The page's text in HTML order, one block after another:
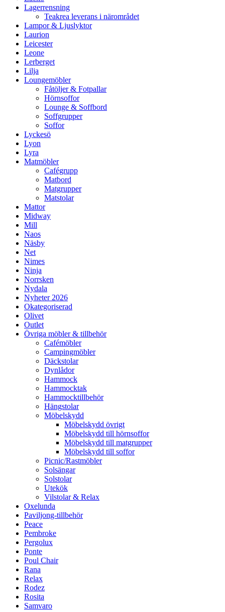
Lagerrensning
Teakrea leverans i närområdet
Lampor & Ljuslyktor
Laurion
Leicester
Leone
Lerberget
Lilja
Loungemöbler
Fåtöljer & Fotpallar
Hörnsoffor
Lounge & Soffbord
Soffgrupper
Soffor
Lyckesö
Lyon
Lyra
Matmöbler
Cafégrupp
Matbord
Matgrupper
Matstolar
Mattor
Midway
Mill
Naos
Näsby
Net
Nimes
Ninja
Norrsken
Nydala
Nyheter 2026
Okategoriserad
Olivet
Outlet
Övriga möbler & tillbehör
Cafémöbler
Campingmöbler
Däckstolar
Dynlådor
Hammock
Hammocktak
Hammocktillbehör
Hängstolar
Möbelskydd
Möbelskydd övrigt
Möbelskydd till hörnsoffor
Möbelskydd till matgrupper
Möbelskydd till soffor
Picnic/Rastmöbler
Solsängar
Solstolar
Utekök
Vilstolar & Relax
Oxelunda
Paviljong-tillbehör
Peace
Pembroke
Pergolux
Ponte
Poul Chair
Rana
Relax
Rodez
Rosita
Samvaro